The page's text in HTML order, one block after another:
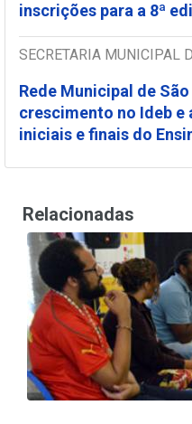
inscrições para a 8ª
SECRETARIA MUNICIPAL
Rede Municipal de
crescimento no Ideb e
iniciais e finais do
Relacionadas